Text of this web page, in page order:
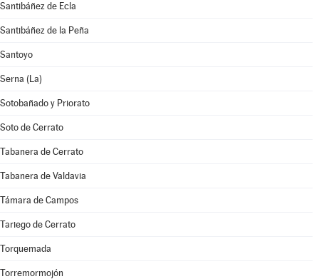
Santibáñez de Ecla
Santibáñez de la Peña
Santoyo
Serna (La)
Sotobañado y Priorato
Soto de Cerrato
Tabanera de Cerrato
Tabanera de Valdavia
Támara de Campos
Tariego de Cerrato
Torquemada
Torremormojón